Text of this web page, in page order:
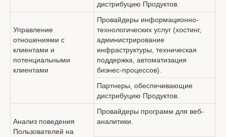
дистрибуцию Продуктов.
Управление
отношениями с
клиентами и
потенциальными
клиентами
Провайдеры информационно-
технологических услуг (хостинг,
администрирование
инфраструктуры, техническая
поддержка, автоматизация
бизнес-процессов).
Партнеры, обеспечивающие
дистрибуцию Продуктов.
Анализ поведения
Пользователей на
Провайдеры программ для веб-
аналитики.